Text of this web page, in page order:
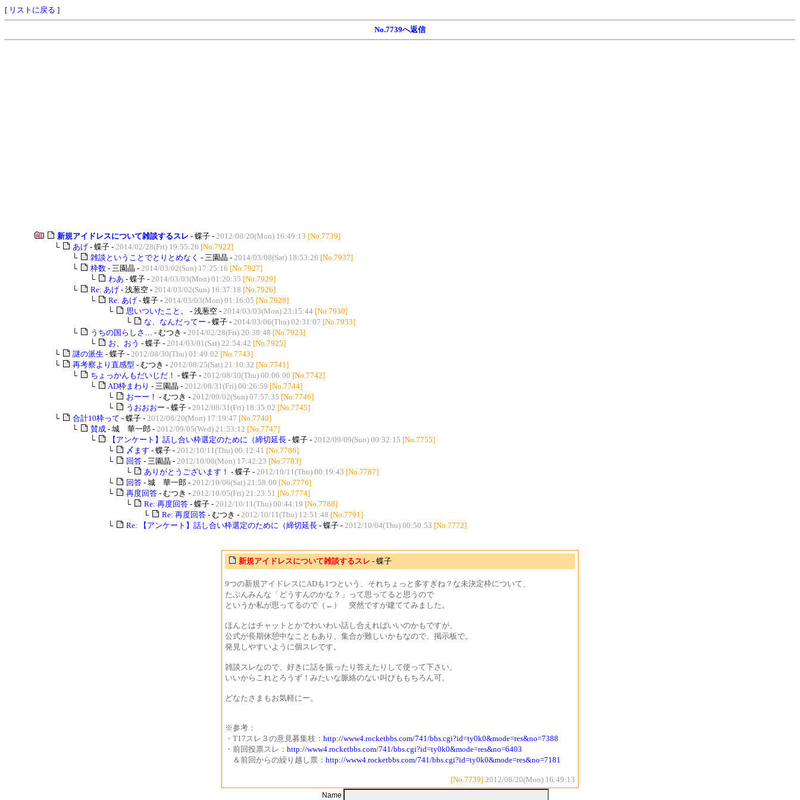
[ リストに戻る ]
No.7739へ返信
新規アイドレスについて雑談するスレ - 蝶子 - 2012/08/20(Mon) 16:49:13 [No.7739]
└
あげ - 蝶子 - 2014/02/28(Fri) 19:55:26 [No.7922]
└
雑談ということでとりとめなく - 三園晶 - 2014/03/08(Sat) 18:53:26 [No.7937]
└
枠数 - 三園晶 - 2014/03/02(Sun) 17:25:16 [No.7927]
└
わあ - 蝶子 - 2014/03/03(Mon) 01:20:35 [No.7929]
└
Re: あげ - 浅葱空 - 2014/03/02(Sun) 16:37:18 [No.7926]
└
Re: あげ - 蝶子 - 2014/03/03(Mon) 01:16:05 [No.7928]
└
思いついたこと。 - 浅葱空 - 2014/03/03(Mon) 23:15:44 [No.7930]
└
な、なんだってー - 蝶子 - 2014/03/06(Thu) 02:31:07 [No.7933]
└
うちの国らしさ… - むつき - 2014/02/28(Fri) 20:38:48 [No.7923]
└
お、おう - 蝶子 - 2014/03/01(Sat) 22:54:42 [No.7925]
└
謎の派生 - 蝶子 - 2012/08/30(Thu) 01:49:02 [No.7743]
└
再考察より直感型 - むつき - 2012/08/25(Sat) 21:10:32 [No.7741]
└
ちょっかんもだいじだ！ - 蝶子 - 2012/08/30(Thu) 00:06:00 [No.7742]
└
AD枠まわり - 三園晶 - 2012/08/31(Fri) 00:26:59 [No.7744]
└
おーー！ - むつき - 2012/09/02(Sun) 07:57:35 [No.7746]
└
うおおおー - 蝶子 - 2012/08/31(Fri) 18:35:02 [No.7745]
└
合計10枠って - 蝶子 - 2012/08/20(Mon) 17:19:47 [No.7740]
└
賛成 - 城 華一郎 - 2012/09/05(Wed) 21:53:12 [No.7747]
└
【アンケート】話し合い枠選定のために（締切延長 - 蝶子 - 2012/09/09(Sun) 00:32:15 [No.7755]
└
〆ます - 蝶子 - 2012/10/11(Thu) 00:12:41 [No.7786]
└
回答 - 三園晶 - 2012/10/08(Mon) 17:42:23 [No.7783]
└
ありがとうございます！ - 蝶子 - 2012/10/11(Thu) 00:19:43 [No.7787]
└
回答 - 城 華一郎 - 2012/10/06(Sat) 21:58:00 [No.7776]
└
再度回答 - むつき - 2012/10/05(Fri) 21:23:51 [No.7774]
└
Re: 再度回答 - 蝶子 - 2012/10/11(Thu) 00:44:19 [No.7788]
└
Re: 再度回答 - むつき - 2012/10/11(Thu) 12:51:48 [No.7791]
└
Re: 【アンケート】話し合い枠選定のために（締切延長 - 蝶子 - 2012/10/04(Thu) 00:50:53 [No.7772]
新規アイドレスについて雑談するスレ - 蝶子
9つの新規アイドレスにADも1つという、それちょっと多すぎね？な未決定枠について、
たぶんみんな「どうすんのかな？」って思ってると思うので
というか私が思ってるので（←） 突然ですが建ててみました。
ほんとはチャットとかでわいわい話し合えればいいのかもですが、
公式が長期休憩中なこともあり、集合が難しいかもなので、掲示板で。
発見しやすいように個スレです。
雑談スレなので、好きに話を振ったり答えたりして使って下さい。
いいからこれとろうず！みたいな脈絡のない叫びももちろん可。
どなたさまもお気軽にー。
※参考：
・T17スレ３の意見募集枝： http://www4.rocketbbs.com/741/bbs.cgi?id=ty0k0&mode=res&no=7388
・前回投票スレ： http://www4.rocketbbs.com/741/bbs.cgi?id=ty0k0&mode=res&no=6403
＆前回からの繰り越し票： http://www4.rocketbbs.com/741/bbs.cgi?id=ty0k0&mode=res&no=7181
[No.7739] 2012/08/20(Mon) 16:49:13
Name